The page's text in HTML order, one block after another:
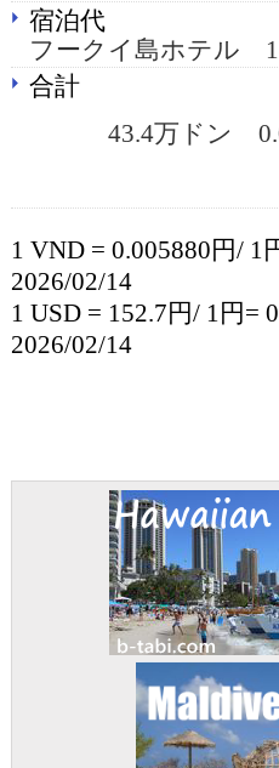
宿泊代
フークイ島ホテル
合計
43.4万ドン
1 VND = 0.005880円/ 1
2026/02/14
1 USD = 152.7円/ 1円=
2026/02/14